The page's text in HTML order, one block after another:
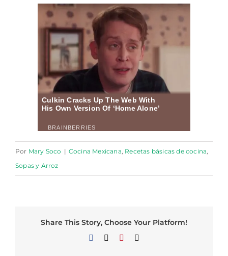
Por Mary Soco | Cocina Mexicana, Recetas básicas de cocina,
Sopas y Arroz
Share This Story, Choose Your Platform!
Facebook Pinterest